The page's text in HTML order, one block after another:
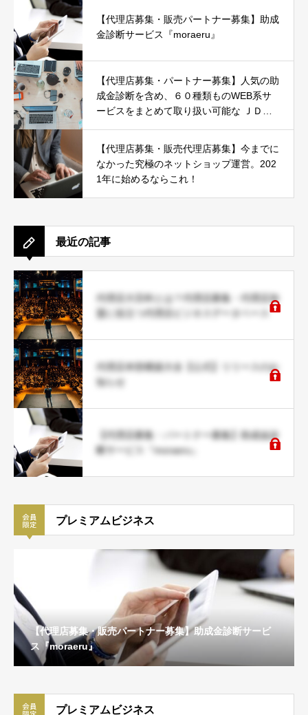
【代理店募集・販売パートナー募集】助成
金診断サービス『moraeru』
【代理店募集・パートナー募集】人気の助
成金診断を含め、６０種類ものWEB系サ
ービスをまとめて取り扱い可能な ＪＤネ
【代理店募集・販売代理店募集】今までに
なかった究極のネットショップ運営。202
1年に始めるならこれ！
最近の記事
代理店大百科とは？代理店募集・代理店加
盟に役立つ代理店ビジネスデータベース
代理店本部構築大全【公式】リリースのお
知らせ
【代理店募集・パートナー募集】助成金診
断サービス『moraeru』
プレミアムビジネス
【代理店募集・販売パートナー募集】助成金診断サービ
ス『moraeru』
プレミアムビジネス